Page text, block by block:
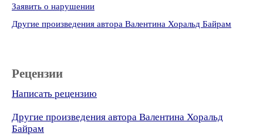
Заявить о нарушении
Другие произведения автора Валентина Хоральд Байрам
Рецензии
Написать рецензию
Другие произведения автора Валентина Хоральд
Байрам